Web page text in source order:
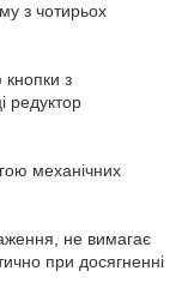
з чотирьох
з
редуктор
механічних
не вимагає
при досягненні